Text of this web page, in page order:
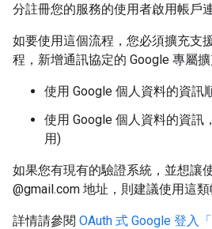
分註冊您的服務的使用者啟用帳戶連
如要使用這個流程，您必須擴充支
程，新增通訊協定的 Google 專屬
使用 Google 個人資料的資訊
使用 Google 個人資料的資訊
用)
如果您有現有的驗證系統，並想讓
@gmail.com 地址，則建議使用這類
詳情請參閱 OAuth 式 Google 登入